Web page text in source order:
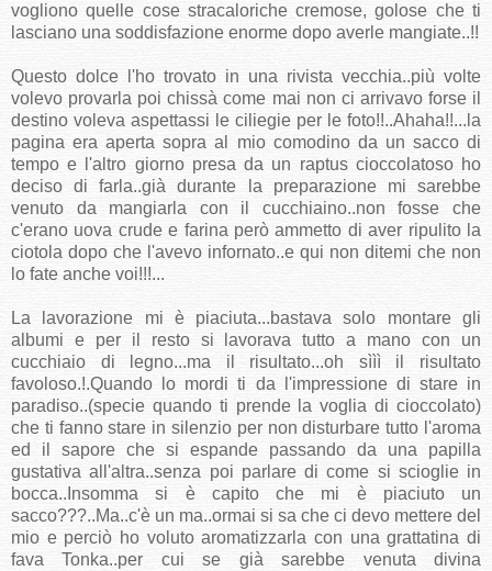
vogliono quelle cose stracaloriche cremose, golose che ti
lasciano una soddisfazione enorme dopo averle mangiate..!!
Questo dolce l'ho trovato in una rivista vecchia..più volte
volevo provarla poi chissà come mai non ci arrivavo forse il
destino voleva aspettassi le ciliegie per le foto!!..Ahaha!!...la
pagina era aperta sopra al mio comodino da un sacco di
tempo e l'altro giorno presa da un raptus cioccolatoso ho
deciso di farla..già durante la preparazione mi sarebbe
venuto da mangiarla con il cucchiaino..non fosse che
c'erano uova crude e farina però ammetto di aver ripulito la
ciotola dopo che l'avevo infornato..e qui non ditemi che non
lo fate anche voi!!!...
La lavorazione mi è piaciuta...bastava solo montare gli
albumi e per il resto si lavorava tutto a mano con un
cucchiaio di legno...ma il risultato...oh sììì il risultato
favoloso.!.Quando lo mordi ti da l'impressione di stare in
paradiso..(specie quando ti prende la voglia di cioccolato)
che ti fanno stare in silenzio per non disturbare tutto l'aroma
ed il sapore che si espande passando da una papilla
gustativa all'altra..senza poi parlare di come si scioglie in
bocca..Insomma si è capito che mi è piaciuto un
sacco???..Ma..c'è un ma..ormai si sa che ci devo mettere del
mio e perciò ho voluto aromatizzarla con una grattatina di
fava Tonka..per cui se già sarebbe venuta divina